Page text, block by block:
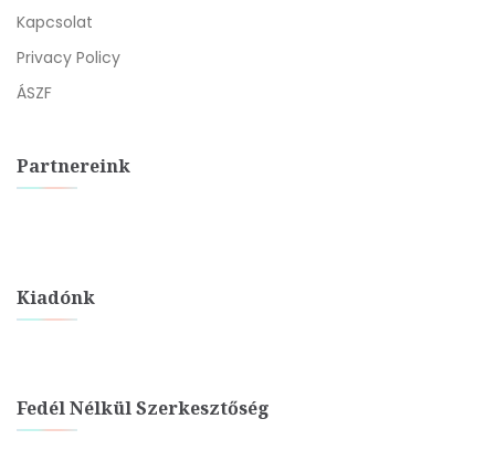
Kapcsolat
Privacy Policy
ÁSZF
Partnereink
Kiadónk
Fedél Nélkül Szerkesztőség